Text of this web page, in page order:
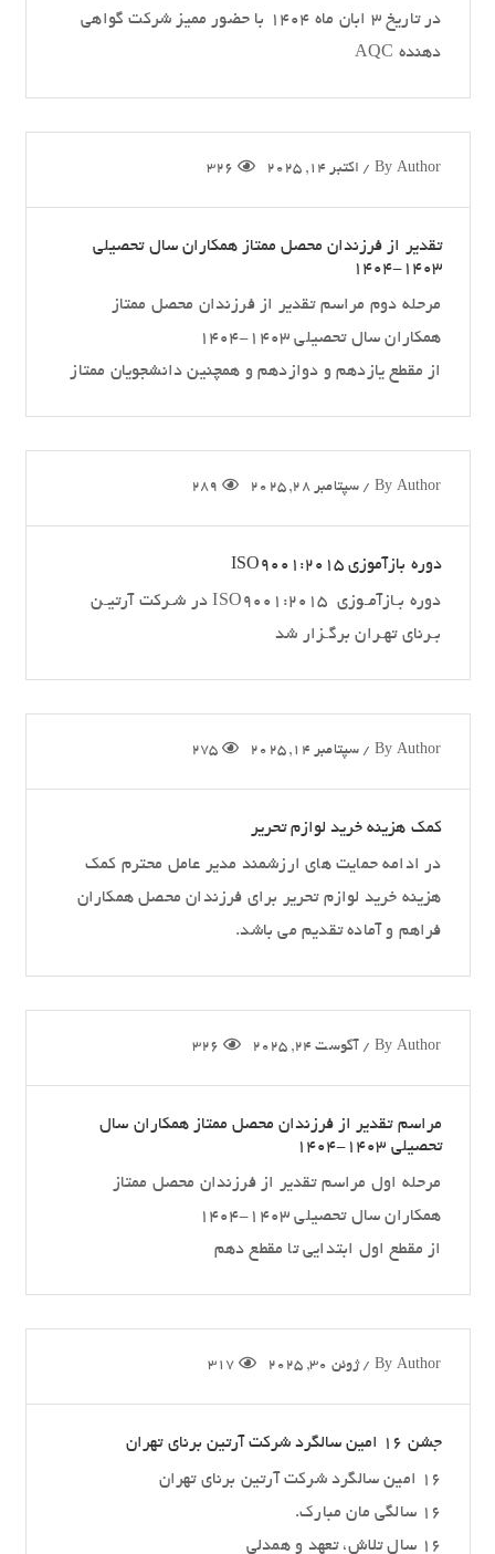
در تاریخ ۳ ابان ماه ۱۴۰۴ با حضور ممیز شرکت گواهی
دهنده AQC
By Author
/ اکتبر 14, 2025
تقدیر از فرزندان محصل ممتاز همکاران سال تحصیلی
1403-1404
مرحله دوم مراسم تقدیر از فرزندان محصل ممتاز
همکاران سال تحصیلی 1403-1404
از مقطع یازدهم و دوازدهم و همچنین دانشجویان ممتاز
By Author
/ سپتامبر 28, 2025
دوره بازآموزی ISO9001:2015
دوره بـازآمـوزی ISO9001:2015 در شـرکت آرتیـن
بـرنای تهـران برگـزار شد
By Author
/ سپتامبر 14, 2025
کمک هزینه خرید لوازم تحریر
در ادامه حمایت های ارزشمند مدیر عامل محترم کمک
هزینه خرید لوازم تحریر برای فرزندان محصل همکاران
فراهم و آماده تقدیم می باشد.
By Author
/ آگوست 24, 2025
مراسم تقدیر از فرزندان محصل ممتاز همکاران سال
تحصیلی 1403-1404
مرحله اول مراسم تقدیر از فرزندان محصل ممتاز
همکاران سال تحصیلی 1403-1404
از مقطع اول ابتدایی تا مقطع دهم
By Author
/ ژوئن 30, 2025
جشن ۱۶ امین سالگرد شرکت آرتین برنای تهران
۱۶ امین سالگرد شرکت آرتین برنای تهران
۱۶ سالگی مان مبارک.
۱۶ سال تلاش، تعهد و همدلی